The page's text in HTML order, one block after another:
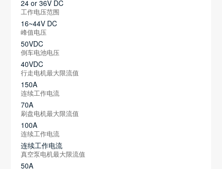
24 or 36V DC
工作电压范围
16~44V DC
峰值电压
50VDC
倒车电池电压
40VDC
行走电机最大限流值
150A
连续工作电流
70A
刷盘电机最大限流值
100A
连续工作电流
连续工作电流
真空泵电机最大限流值
50A